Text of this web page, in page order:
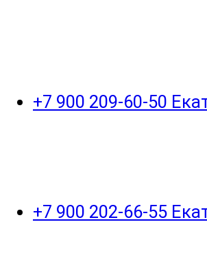
+7 900 209-60-50
+7 900 202-66-55